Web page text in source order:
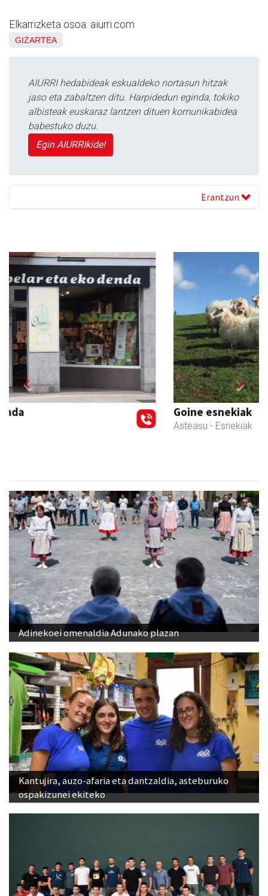
Elkarrizketa osoa: aiurri.com
GIZARTEA
AIURRI hedabideak eskualdeko nortasun hitzak
jaso eta zabaltzen ditu. Harpidedun eginda, tokiko
albisteak euskaraz lantzen dituen komunikabidea
babestuko duzu.
Egin AIURRIkide!
Erantzun
Goine esnekiak
Previous Next
Adinekoei omenaldia Adunako plazan
Kantujira, auzo-afaria eta dantzaldia, asteburuko
ospakizunei ekiteko